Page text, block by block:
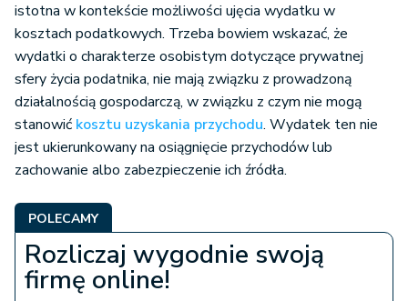
istotna w kontekście możliwości ujęcia wydatku w
kosztach podatkowych. Trzeba bowiem wskazać, że
wydatki o charakterze osobistym dotyczące prywatnej
sfery życia podatnika, nie mają związku z prowadzoną
działalnością gospodarczą, w związku z czym nie mogą
stanowić kosztu uzyskania przychodu. Wydatek ten nie
jest ukierunkowany na osiągnięcie przychodów lub
zachowanie albo zabezpieczenie ich źródła.
POLECAMY
Rozliczaj wygodnie swoją
firmę online!